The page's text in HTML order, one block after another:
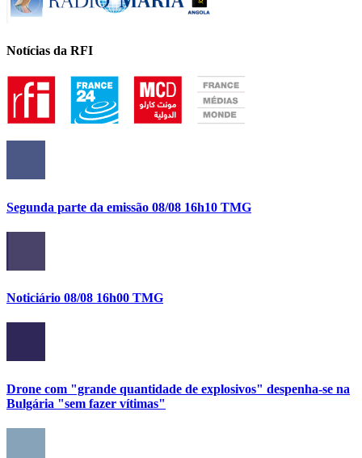
Notícias da RFI
Segunda parte da emissão 08/08 16h10 TMG
Noticiário 08/08 16h00 TMG
Drone com "grande quantidade de explosivos" despenha-se na
Bulgária "sem fazer vítimas"